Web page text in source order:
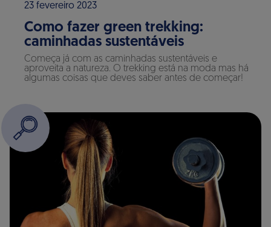
23 fevereiro 2023
Como fazer green trekking:
caminhadas sustentáveis
Começa já com as caminhadas sustentáveis e
aproveita a natureza. O trekking está na moda mas há
algumas coisas que deves saber antes de começar!